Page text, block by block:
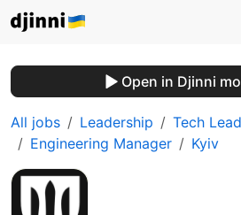
Open in Djinni
All jobs Leadership
Tech
Engineering Manager
Kyiv